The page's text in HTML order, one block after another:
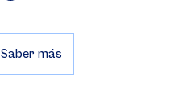
Saber más